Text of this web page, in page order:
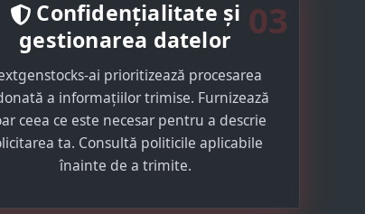
03
Confidențialitate și
gestionarea datelor
ai prioritizează procesarea
a informațiilor trimise. Furnizează
ceea ce este necesar pentru a descrie
ta. Consultă politicile aplicabile
înainte de a trimite.